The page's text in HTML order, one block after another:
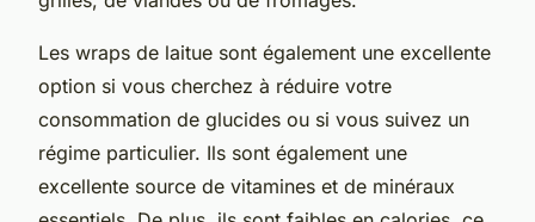
Les wraps de laitue sont également une excellente
option si vous cherchez à réduire votre
consommation de glucides ou si vous suivez un
régime particulier. Ils sont également une
excellente source de vitamines et de minéraux